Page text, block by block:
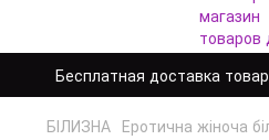
Бесплатная доставка
БІЛИЗНА Еротична жіноча